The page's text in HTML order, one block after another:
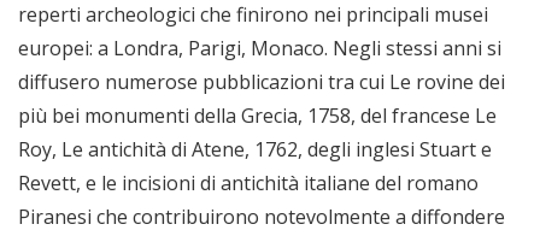
reperti archeologici che finirono nei principali musei
europei: a Londra, Parigi, Monaco. Negli stessi anni si
diffusero numerose pubblicazioni tra cui Le rovine dei
più bei monumenti della Grecia, 1758, del francese Le
Roy, Le antichità di Atene, 1762, degli inglesi Stuart e
Revett, e le incisioni di antichità italiane del romano
Piranesi che contribuirono notevolmente a diffondere